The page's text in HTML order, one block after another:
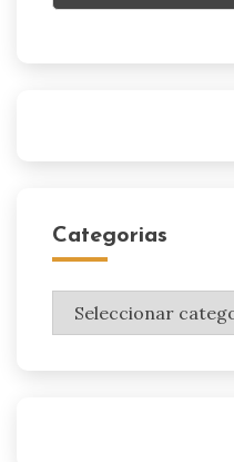
Categorias
Categorias